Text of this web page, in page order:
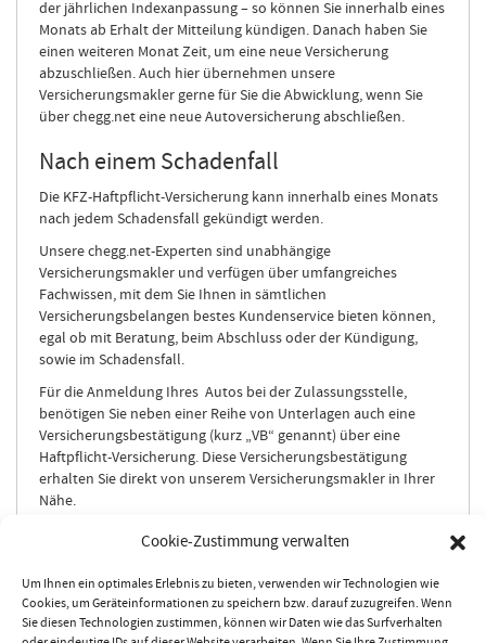
Cookie-Zustimmung verwalten
Um Ihnen ein optimales Erlebnis zu bieten, verwenden wir Technologien wie
Cookies, um Geräteinformationen zu speichern bzw. darauf zuzugreifen. Wenn
Sie diesen Technologien zustimmen, können wir Daten wie das Surfverhalten
der jährlichen Indexanpassung – so können Sie innerhalb eines
Monats ab Erhalt der Mitteilung kündigen. Danach haben Sie
einen weiteren Monat Zeit, um eine neue Versicherung
abzuschließen. Auch hier übernehmen unsere
Versicherungsmakler gerne für Sie die Abwicklung, wenn Sie
über chegg.net eine neue Autoversicherung abschließen.
Nach einem Schadenfall
Die KFZ-Haftpflicht-Versicherung kann innerhalb eines Monats
nach jedem Schadensfall gekündigt werden.
Unsere chegg.net-Experten sind unabhängige
Versicherungsmakler und verfügen über umfangreiches
Fachwissen, mit dem Sie Ihnen in sämtlichen
Versicherungsbelangen bestes Kundenservice bieten können,
egal ob mit Beratung, beim Abschluss oder der Kündigung,
sowie im Schadensfall.
Für die Anmeldung Ihres Autos bei der Zulassungsstelle,
benötigen Sie neben einer Reihe von Unterlagen auch eine
Versicherungsbestätigung (kurz „VB“ genannt) über eine
Haftpflicht-Versicherung. Diese Versicherungsbestätigung
erhalten Sie direkt von unserem Versicherungsmakler in Ihrer
Nähe.
Dazu müssen Sie sich als ersten Schritt entscheiden, bei
welcher Versicherung Sie in Zukunft versichert sein möchten.
chegg.net hilft Ihnen dabei. Sie berechnen zuerst in unserem
Versicherungsvergleich den gewünschten
Versicherungsumfang wie Haftpflicht, Vollkasko- oder Teilkasko